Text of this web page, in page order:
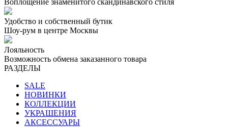
Удобство и собственный бутик
Шоу-рум в центре Москвы
Лояльность
Возможность обмена заказанного товара
РАЗДЕЛЫ
SALE
НОВИНКИ
КОЛЛЕКЦИИ
УКРАШЕНИЯ
АКСЕССУАРЫ